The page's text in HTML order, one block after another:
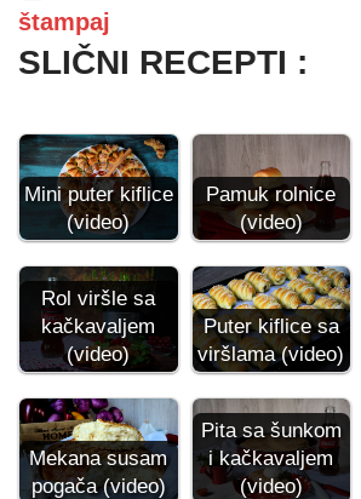
štampaj
SLIČNI RECEPTI :
Mini puter kiflice
(video)
Pamuk rolnice
(video)
Rol viršle sa
kačkavaljem
(video)
Puter kiflice sa
viršlama (video)
Mekana susam
pogača (video)
Pita sa šunkom
i kačkavaljem
(video)